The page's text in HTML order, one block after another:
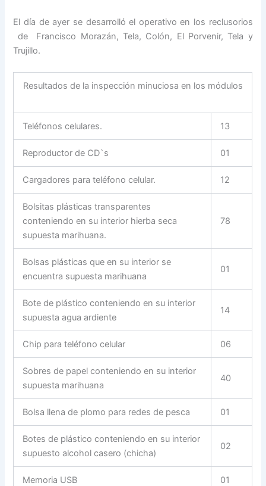
El día de ayer se desarrolló el operativo en los reclusorios
de Francisco Morazán, Tela, Colón, El Porvenir, Tela y
Trujillo.
Resultados de la inspección minuciosa en los módulos
Teléfonos celulares. 13
Reproductor de CD`s 01
Cargadores para teléfono celular. 12
Bolsitas plásticas transparentes
conteniendo en su interior hierba seca
supuesta marihuana.
78
Bolsas plásticas que en su interior se
encuentra supuesta marihuana
01
Bote de plástico conteniendo en su interior
supuesta agua ardiente
14
Chip para teléfono celular 06
Sobres de papel conteniendo en su interior
supuesta marihuana
40
Bolsa llena de plomo para redes de pesca 01
Botes de plástico conteniendo en su interior
supuesto alcohol casero (chicha)
02
Memoria USB 01